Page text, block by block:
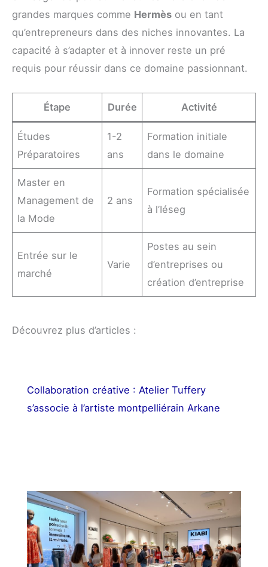
grandes marques comme Hermès ou en tant
qu’entrepreneurs dans des niches innovantes. La
capacité à s’adapter et à innover reste un pré
requis pour réussir dans ce domaine passionnant.
Étape Durée Activité
Études
Préparatoires
1-2
ans
Formation initiale
dans le domaine
Master en
Management de
la Mode
2 ans
Formation spécialisée
à l’Iéseg
Entrée sur le
marché
Varie
Postes au sein
d’entreprises ou
création d’entreprise
Découvrez plus d’articles :
Collaboration créative : Atelier Tuffery
s’associe à l’artiste montpelliérain Arkane